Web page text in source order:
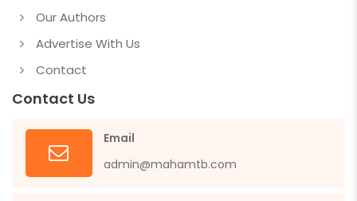
Our Authors
Advertise With Us
Contact
Contact Us
Email
admin@mahamtb.com